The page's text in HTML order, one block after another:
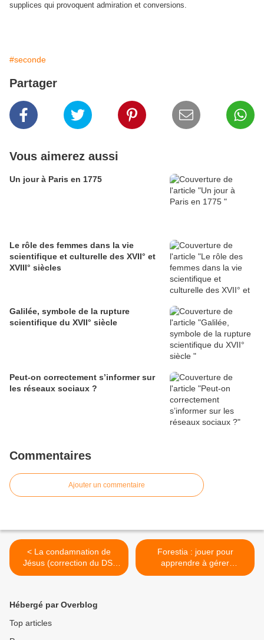
supplices qui provoquent admiration et conversions.
#seconde
Partager
Vous aimerez aussi
Un jour à Paris en 1775
Le rôle des femmes dans la vie
scientifique et culturelle des XVII° et
XVIII° siècles
Galilée, symbole de la rupture
scientifique du XVII° siècle
Peut-on correctement s’informer sur
les réseaux sociaux ?
Commentaires
Ajouter un commentaire
< La condamnation de
Jésus (correction du DS,
2nde4)
Forestia : jouer pour
apprendre à gérer
durablement la forêt >
Hébergé par Overblog
Top articles